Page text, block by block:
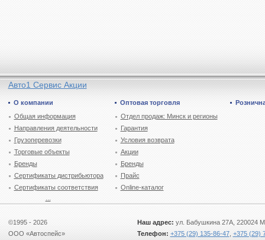
Авто1 Сервис Акции
О компании
Общая информация
Направления деятельности
Грузоперевозки
Торговые объекты
Бренды
Сертификаты дистрибьютора
Сертификаты соответствия
Оптовая торговля
Отдел продаж: Минск и регионы
Гарантия
Условия возврата
Акции
Бренды
Прайс
Online-каталог
©1995 - 2026
ООО «Автоспейс»
Наш адрес: ул. Бабушкина 27А, 220024
Телефон: +375 (29) 135-86-47, +375 (29)